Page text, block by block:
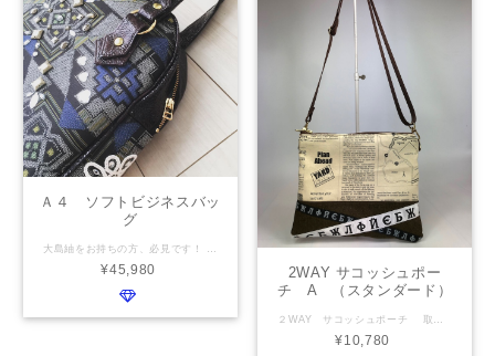
Ａ４ ソフトビジネスバッ
グ
¥45,980
2WAY サコッシュポー
チ A （スタンダード）
２WAY サコッシュポーチ 取り外しファスナー付きで、サコッシュにも、ある時はポーチにも使い分けできます もっと気軽に、いつも傍に置いておきたい！そんな存在のバッグです 横幅 30cm 高さ 20cm ショルダー 150cm 調整金具付き 表地 お客様のお持ち込みの着物・帯 背胴側：ビニールポケット 裏地 お客様のお持ち込みの着物・帯 ファスナーポケット 持ち手 PPテープ 取り外しフック
¥10,780